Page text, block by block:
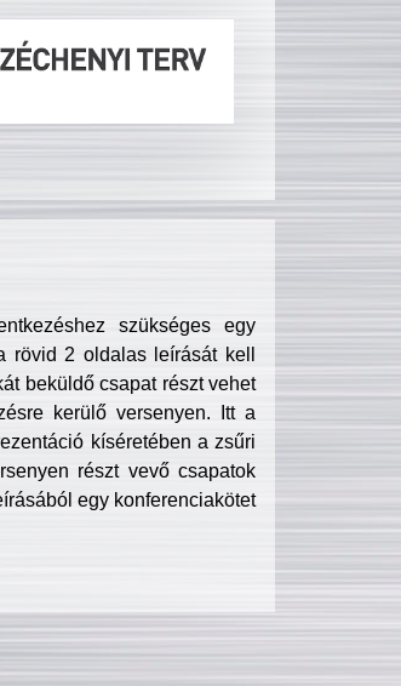
szükséges egy
rövid 2 oldalas leírását kell
beküldő csapat részt vehet
kerülő versenyen. Itt a
kíséretében a zsűri
részt vevő csapatok
egy konferenciakötet